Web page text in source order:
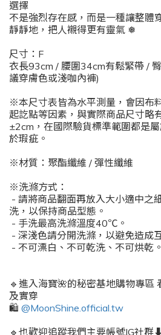
選擇
不是強烈存在感，而是一種讓整體
靜靜地，把人襯得更有靈氣 ❅
尺寸：F
衣長93cm / 腰圍34cm有鬆緊帶 /
議穿膚色或淺咖內褲)
※本尺寸表皆為水平測量，會因布
起訖點等因素，與實際商品尺寸略
±2cm，在國際驗貨標準範圍都是
於瑕疵。
※材質：聚酯纖維 / 彈性纖維
※洗滌方式：
- 請將商品翻面再放入大小適中之
洗，以保持商品型態。
- 手洗最高洗滌溫度40℃。
- 深淺色請分開洗滌，以避免造成
- 不可漂白、不可乾洗、不可烘乾。
🔹進入海寶🌺的秘密基地購物專區
及實穿
🛍️ @MoonShine.official.tw
🔹也歡迎追蹤我們主要帳號IG社